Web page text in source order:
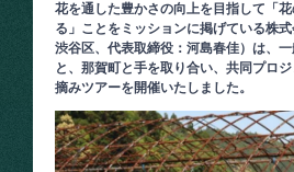
花を通した豊かさの向上を目指して「
る」ことをミッションに掲げている株
渋谷区、代表取締役：河島春佳）は、
と、那賀町と手を取り合い、共同プロ
摘みツアーを開催いたしました。